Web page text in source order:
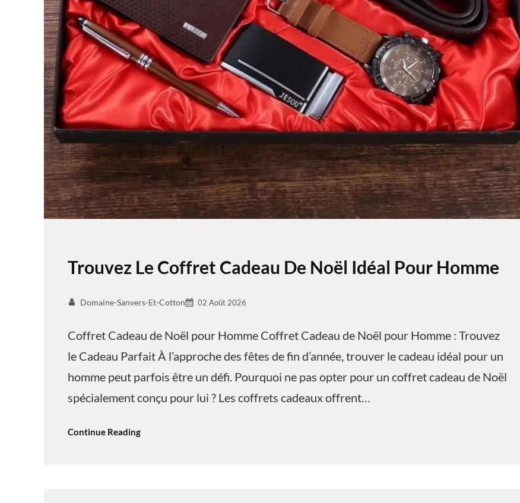
Trouvez Le Coffret Cadeau De Noël Idéal Pour Homme
Domaine-Sanvers-Et-Cotton 02 Août 2026
Coffret Cadeau de Noël pour Homme Coffret Cadeau de Noël pour Homme : Trouvez
le Cadeau Parfait À l’approche des fêtes de fin d’année, trouver le cadeau idéal pour un
homme peut parfois être un défi. Pourquoi ne pas opter pour un coffret cadeau de Noël
spécialement conçu pour lui ? Les coffrets cadeaux offrent…
Continue Reading